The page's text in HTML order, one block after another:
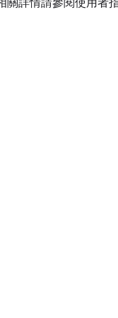
關詳情請參閱使用者